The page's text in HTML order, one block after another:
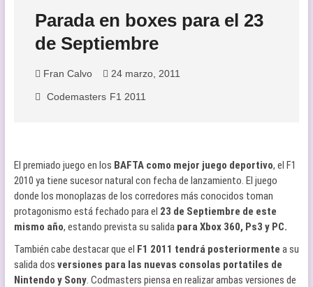
Parada en boxes para el 23
de Septiembre
Fran Calvo 24 marzo, 2011
Codemasters F1 2011
El premiado juego en los BAFTA como mejor juego deportivo, el F1
2010 ya tiene sucesor natural con fecha de lanzamiento. El juego
donde los monoplazas de los corredores más conocidos toman
protagonismo está fechado para el 23 de Septiembre de este
mismo año, estando prevista su salida para Xbox 360, Ps3 y PC.
También cabe destacar que el F1 2011 tendrá posteriormente a su
salida dos versiones para las nuevas consolas portatiles de
Nintendo y Sony. Codmasters piensa en realizar ambas versiones de